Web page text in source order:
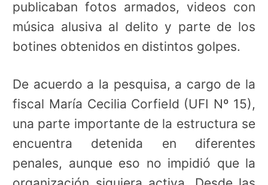
publicaban fotos armados, videos con
música alusiva al delito y parte de los
botines obtenidos en distintos golpes.
De acuerdo a la pesquisa, a cargo de la
fiscal María Cecilia Corfield (UFI Nº 15),
una parte importante de la estructura se
encuentra detenida en diferentes
penales, aunque eso no impidió que la